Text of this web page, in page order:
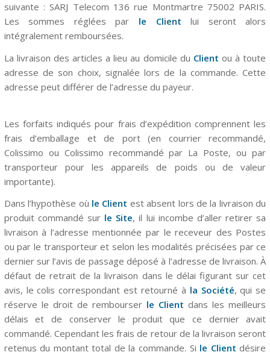
suivante : SARJ Telecom 136 rue Montmartre 75002 PARIS.
Les sommes réglées par le Client lui seront alors
intégralement remboursées.
La livraison des articles a lieu au domicile du Client ou à toute
adresse de son choix, signalée lors de la commande. Cette
adresse peut différer de l’adresse du payeur.
Les forfaits indiqués pour frais d’expédition comprennent les
frais d’emballage et de port (en courrier recommandé,
Colissimo ou Colissimo recommandé par La Poste, ou par
transporteur pour les appareils de poids ou de valeur
importante).
Dans l’hypothèse où le Client est absent lors de la livraison du
produit commandé sur le Site, il lui incombe d’aller retirer sa
livraison à l’adresse mentionnée par le receveur des Postes
ou par le transporteur et selon les modalités précisées par ce
dernier sur l’avis de passage déposé à l’adresse de livraison. À
défaut de retrait de la livraison dans le délai figurant sur cet
avis, le colis correspondant est retourné à la Société, qui se
réserve le droit de rembourser le Client dans les meilleurs
délais et de conserver le produit que ce dernier avait
commandé. Cependant les frais de retour de la livraison seront
retenus du montant total de la commande. Si le Client désire